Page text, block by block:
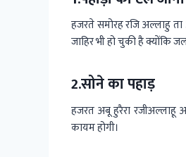
हजरते समोरह रजि अल्लाहु
जाहिर भी हो चुकी है क्योंकि
2.सोने का पहाड़
हजरत अबू हुरैरा
कायम होगी।